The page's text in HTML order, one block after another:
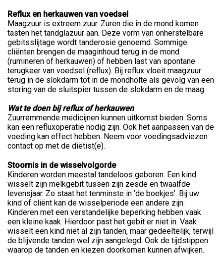
Reflux en herkauwen van voedsel
Maagzuur is extreem zuur. Zuren die in de mond komen
tasten het tandglazuur aan. Deze vorm van onherstelbare
gebitsslijtage wordt tanderosie genoemd. Sommige
cliënten brengen de maaginhoud terug in de mond
(rumineren of herkauwen) of hebben last van spontane
terugkeer van voedsel (reflux). Bij reflux vloeit maagzuur
terug in de slokdarm tot in de mondholte als gevolg van een
storing van de sluitspier tussen de slokdarm en de maag.
Wat te doen bij reflux of herkauwen
Zuurremmende medicijnen kunnen uitkomst bieden. Soms
kan een refluxoperatie nodig zijn. Ook het aanpassen van de
voeding kan effect hebben. Neem voor voedingsadviezen
contact op met de diëtist(e).
Stoornis in de wisselvolgorde
Kinderen worden meestal tandeloos geboren. Een kind
wisselt zijn melkgebit tussen zijn zesde en twaalfde
levensjaar. Zo staat het tenminste in ‘de boekjes’. Bij uw
kind of cliënt kan de wisselperiode een andere zijn.
Kinderen met een verstandelijke beperking hebben vaak
een kleine kaak. Hierdoor past het gebit er niet in. Vaak
wisselt een kind niet al zijn tanden, maar gedeeltelijk, terwijl
de blijvende tanden wel zijn aangelegd. Ook de tijdstippen
waarop de tanden en kiezen doorkomen kunnen afwijken.